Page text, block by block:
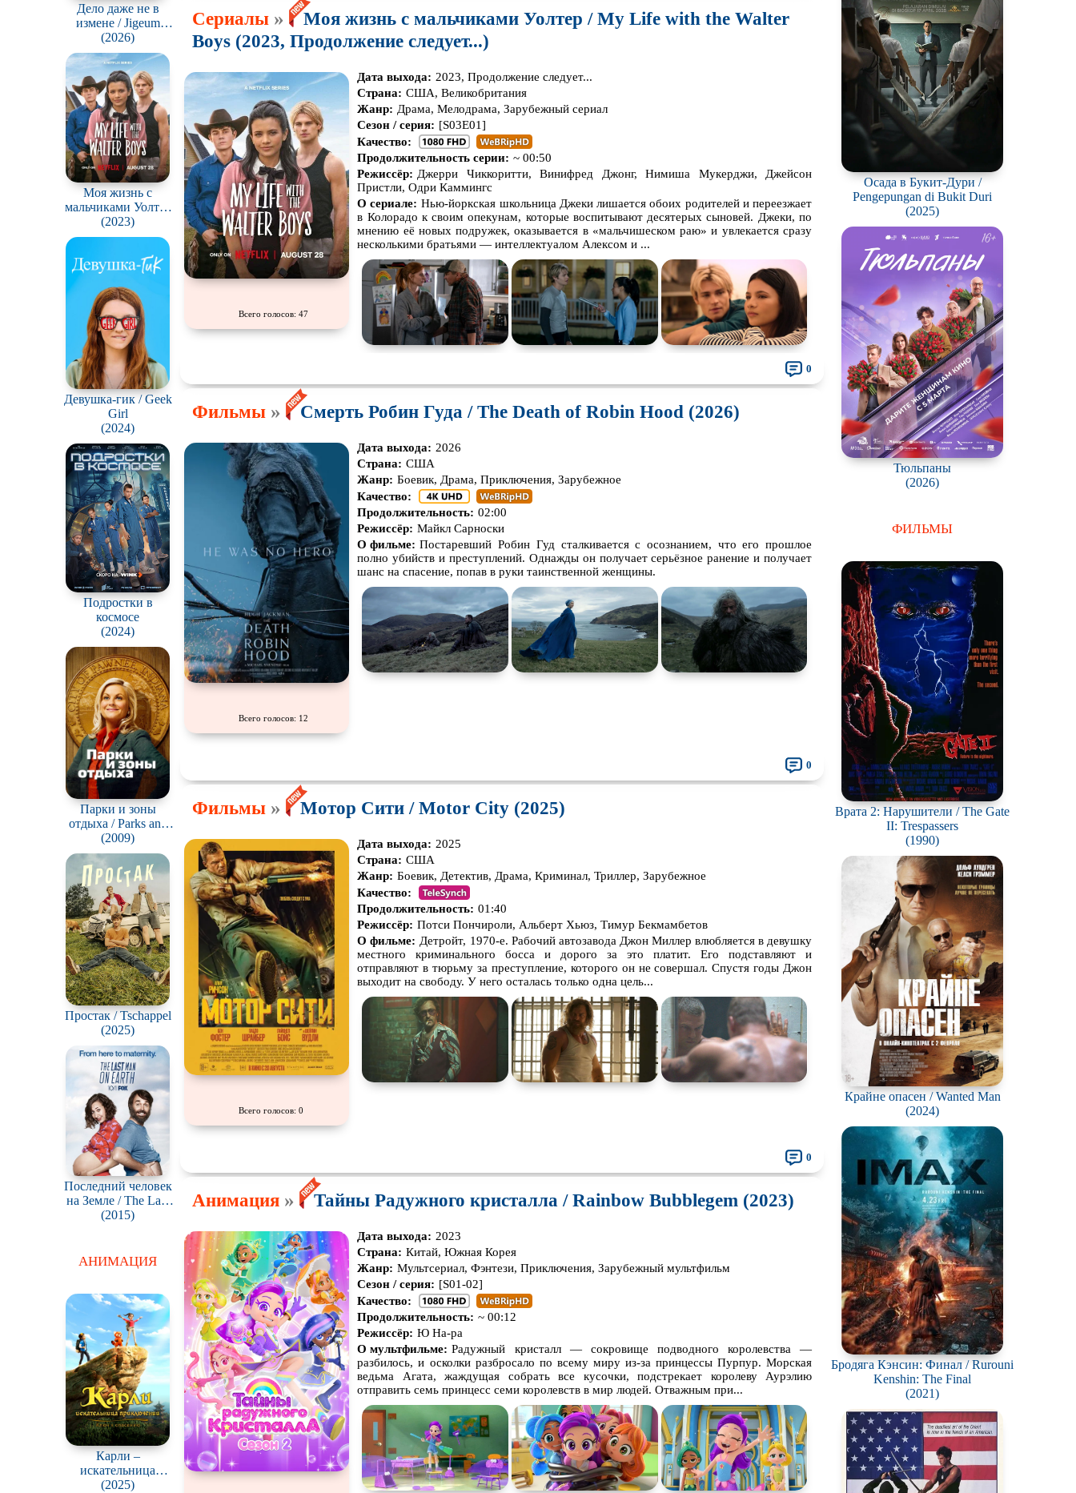
Дело даже не в
измене / Jigeum
bullyuni munjega
animnida
(2026)
Моя жизнь с
мальчиками Уолтер
/ My Life with the
Walter Boys
(2023)
Девушка-гик / Geek
Girl
(2024)
Подростки в
космосе
(2024)
Парки и зоны
отдыха / Parks and
Recreation
(2009)
Простак / Tschappel
(2025)
Последний человек
на Земле / The Last
Man on Earth
(2015)
АНИМАЦИЯ
Карли –
искательница
приключений.
(2025)
Сериалы »
Моя жизнь с мальчиками Уолтер / My Life with the Walter
Boys (2023, Продолжение следует...)
Всего голосов: 47
Дата выхода: 2023, Продолжение следует...
Страна: США, Великобритания
Жанр: Драма, Мелодрама, Зарубежный сериал
Сезон / серия: [S03E01]
Качество:
Продолжительность серии: ~ 00:50
Режиссёр: Джерри Чиккоритти, Винифред Джонг, Нимиша Мукерджи, Джейсон
Пристли, Одри Каммингс
О сериале: Нью-йоркская школьница Джеки лишается обоих родителей и переезжает
в Колорадо к своим опекунам, которые воспитывают десятерых сыновей. Джеки, по
мнению её новых подружек, оказывается в «мальчишеском раю» и увлекается сразу
несколькими братьями — интеллектуалом Алексом и ...
0
Фильмы » Смерть Робин Гуда / The Death of Robin Hood (2026)
Всего голосов: 12
Дата выхода: 2026
Страна: США
Жанр: Боевик, Драма, Приключения, Зарубежное
Качество:
Продолжительность: 02:00
Режиссёр: Майкл Сарноски
О фильме: Постаревший Робин Гуд сталкивается с осознанием, что его прошлое
полно убийств и преступлений. Однажды он получает серьёзное ранение и получает
шанс на спасение, попав в руки таинственной женщины.
0
Фильмы » Мотор Сити / Motor City (2025)
Всего голосов: 0
Дата выхода: 2025
Страна: США
Жанр: Боевик, Детектив, Драма, Криминал, Триллер, Зарубежное
Качество:
Продолжительность: 01:40
Режиссёр: Потси Пончироли, Альберт Хьюз, Тимур Бекмамбетов
О фильме: Детройт, 1970-е. Рабочий автозавода Джон Миллер влюбляется в девушку
местного криминального босса и дорого за это платит. Его подставляют и
отправляют в тюрьму за преступление, которого он не совершал. Спустя годы Джон
выходит на свободу. У него осталась только одна цель...
0
Анимация » Тайны Радужного кристалла / Rainbow Bubblegem (2023)
Дата выхода: 2023
Страна: Китай, Южная Корея
Жанр: Мультсериал, Фэнтези, Приключения, Зарубежный мультфильм
Сезон / серия: [S01-02]
Качество:
Продолжительность: ~ 00:12
Режиссёр: Ю На-ра
О мультфильме: Радужный кристалл — сокровище подводного королевства —
разбилось, и осколки разбросало по всему миру из-за принцессы Пурпур. Морская
ведьма Агата, жаждущая собрать все кусочки, подстрекает королеву Аурэлию
отправить семь принцесс семи королевств в мир людей. Отважным при...
Осада в Букит-Дури /
Pengepungan di Bukit Duri
(2025)
Тюльпаны
(2026)
ФИЛЬМЫ
Врата 2: Нарушители / The Gate
II: Trespassers
(1990)
Крайне опасен / Wanted Man
(2024)
Бродяга Кэнсин: Финал / Rurouni
Kenshin: The Final
(2021)